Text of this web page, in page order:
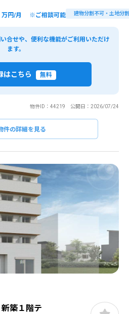
万円/月 ※ご相談可能 建物分割不可・土地分
合せや、便利な機能がご利用いただけ
ます。
はこちら 無料
物件ID：44219 公開日：2026/07/24
件の詳細を見る
新築１階テ